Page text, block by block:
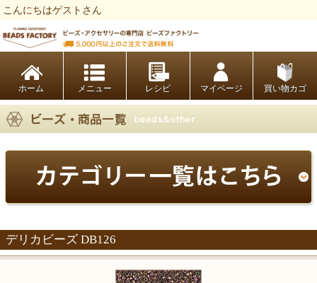
こんにちはゲストさん
ホーム レシピ マイページ 買い物カゴ
デリカビーズ DB126